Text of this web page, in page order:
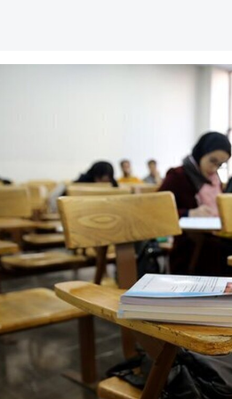
تفنگدار سابق آمریکایی از جنایت
تاحمایت از اسرائیل